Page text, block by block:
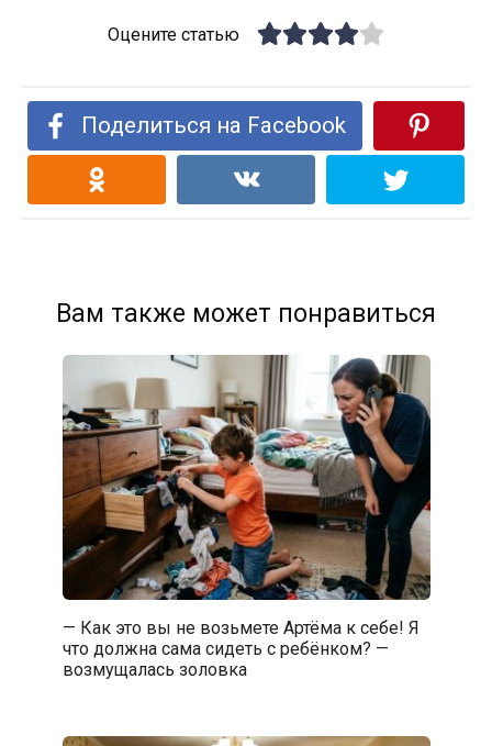
Оцените статью
Поделиться на Facebook
Вам также может понравиться
— Как это вы не возьмете Артёма к себе! Я
что должна сама сидеть с ребёнком? —
возмущалась золовка